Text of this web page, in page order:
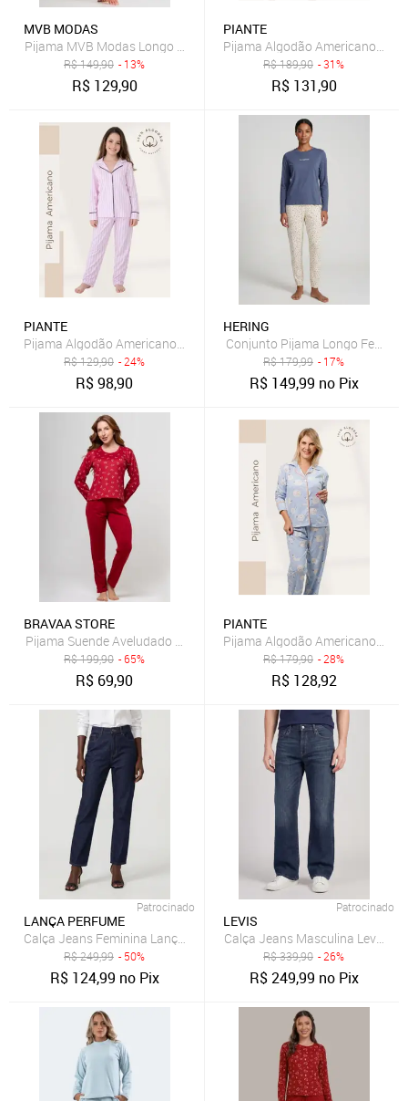
MVB MODAS
Pijama MVB Modas Longo Feminino Flanelado Teddy Capuz Bolso
R$149,90 - 13%
R$ 129,90
PIANTE
Pijama Algodão Americano
R$189,90 - 31%
R$ 131,90
PIANTE
Pijama Algodão Americano Menina Longo Infantil Antonia - Listrado
R$129,90 - 24%
R$98,90
HERING
Conjunto Pijama Longo
R$179,99 - 17%
R$ 149,99 no Pix
BRAVAA STORE
Pijama Suende Aveludado Bravaa Store Longo Malha Confortável
R$199,90 - 65%
R$ 69,90
PIANTE
Pijama Algodão Americano
R$179,90 - 28%
R$ 128,92
Patrocinado
LANÇA PERFUME
Calça Jeans Feminina Lança Perfume Mom Luna Azul
R$249,99 - 50%
R$ 124,99 no Pix
Patrocinado
LEVIS
Calça Jeans Masculina Levis
R$339,90 - 26%
R$249,99 no Pix